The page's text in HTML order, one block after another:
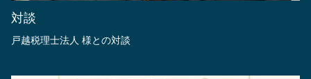
対談
戸越税理士法人 様との対談